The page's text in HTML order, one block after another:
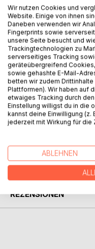
Der Traum von der
nie zuvor. Lohnt es
Berufsleben den
dieses Risiko ein. In
auch nachdenklich
vierzig Jahre ihres
Wildnis. Hat sich der
Dies ist ein Buch, das
Einsichten, sondern
seiner zahlreichen
PRESSESTIMMEN
REZENSIONEN
Wir nutzen Cookies und
Website. Einige von ihnen
Daneben verwenden wir
Fingerprints sowie
unsere Seite besucht und
Trackingtechnologien zu
serverseitiges Tracking
geräteübergreifend
sowie gehashte E-Mail-
betten wir zudem
Plattformen). Wir haben auf
etwaiges Tracking durch
Einstellung willigst du in die
kannst deine Einwilligung (z.
jederzeit mit Wirkung für die
ABLEHNEN